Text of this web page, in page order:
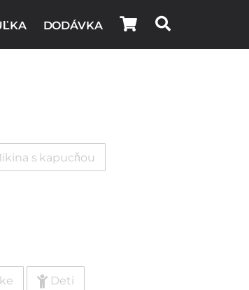
DODÁVKA
s kapucňou
Deti